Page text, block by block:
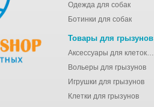
Одежда для собак
Ботинки для собак
Товары для грызунов
Аксессуары для клеток для грызунов
Вольеры для грызунов
Игрушки для грызунов
Клетки для грызунов